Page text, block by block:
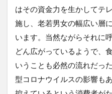
はその資金力を生かしてテ
施し、老若男女の幅広い層
います。当然ながらそれに
どん広がっているようで、
いうことも必然の流れだっ
型コロナウイルスの影響も